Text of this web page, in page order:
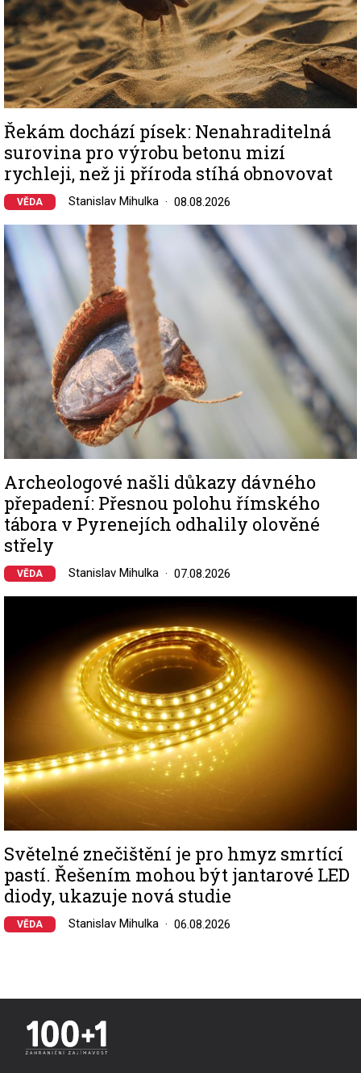
Řekám dochází písek: Nenahraditelná
surovina pro výrobu betonu mizí
rychleji, než ji příroda stíhá obnovovat
VĚDA Stanislav Mihulka 08.08.2026
Image
Archeologové našli důkazy dávného
přepadení: Přesnou polohu římského
tábora v Pyrenejích odhalily olověné
střely
VĚDA Stanislav Mihulka 07.08.2026
Světelné znečištění je pro hmyz smrtící
pastí. Řešením mohou být jantarové LED
diody, ukazuje nová studie
VĚDA Stanislav Mihulka 06.08.2026